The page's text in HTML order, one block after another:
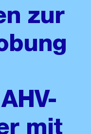
zur
mit